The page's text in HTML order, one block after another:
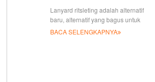
Lanyard ritsleting adalah alternatif
baru, alternatif yang bagus untuk
lanyard standar Anda & pilihan
BACA SELENGKAPNYA